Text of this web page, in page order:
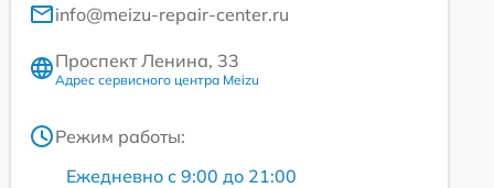
info@meizu-repair-center.ru
Проспект Ленина, 33
Адрес сервисного центра Meizu
Режим работы:
Ежедневно с 9:00 до 21:00